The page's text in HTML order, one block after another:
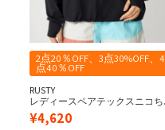
2点20％OFF、3点30%OFF、4
点40％OFF
RUSTY
レディースペアテックスニコち
ゃんラッシュパーカー《シワに
なりにくい・軽量速乾・
¥4,620